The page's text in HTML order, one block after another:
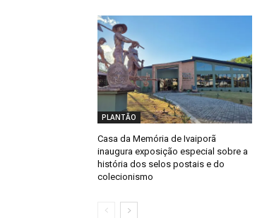
PLANTÃO
Casa da Memória de Ivaiporã
inaugura exposição especial sobre a
história dos selos postais e do
colecionismo